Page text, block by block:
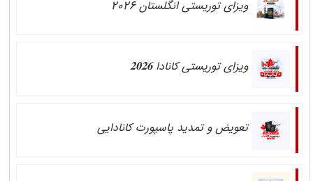
ویزای توریستی انگلستان 2026
ویزای توریستی کانادا 𝟐𝟎𝟐𝟔
تعویض و تمدید پاسپورت کانادایی